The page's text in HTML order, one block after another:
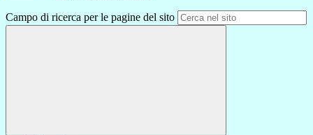
Campo di ricerca per le pagine del sito